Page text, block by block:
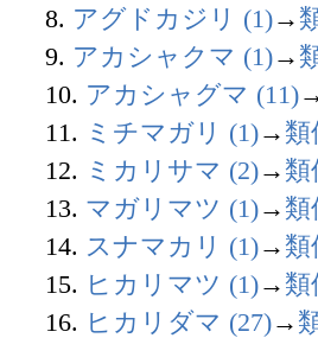
8. アグドカジリ (1)→
9. アカシャクマ (1)→
10. アカシャグマ (11)
11. ミチマガリ (1)→ 類
12. ミカリサマ (2)→ 類
13. マガリマツ (1)→ 類
14. スナマカリ (1)→ 類
15. ヒカリマツ (1)→ 類
16. ヒカリダマ (27)→